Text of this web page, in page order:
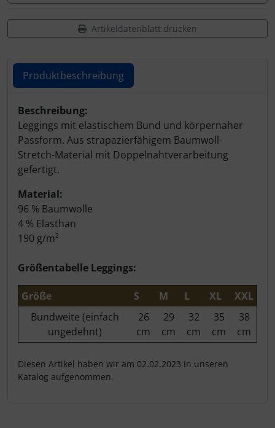
Artikeldatenblatt drucken
Produktbeschreibung
Produktbeschreibung
Beschreibung:
Leggings mit elastischem Bund und körpernaher
Passform. Aus strapazierfähigem Baumwoll-
Stretch-Material mit Doppelnahtverarbeitung
gefertigt.
Material:
96 % Baumwolle
4 % Elasthan
190 g/m²
Größentabelle Leggings:
Größe S M L XL
XXL
Bundweite (einfach
ungedehnt)
26
cm
29
cm
32
cm
35
cm
38
cm
Diesen Artikel haben wir am 02.02.2023 in unseren
Katalog aufgenommen.